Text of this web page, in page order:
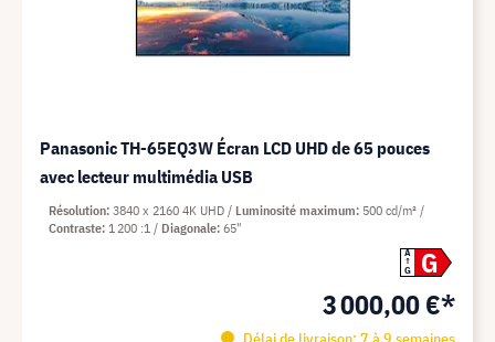
Panasonic TH-65EQ3W Écran LCD UHD de 65 pouces
avec lecteur multimédia USB
A
G
G
3 000,00 €*
Résolution 3840 x 2160 4K UHD Luminosité maximum 500 cd/m²
Contraste 1 200 :1 Diagonale 65"